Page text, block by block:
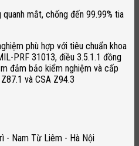
mắt, chống đến 99.99% tia
phù hợp với tiêu chuẩn khoa
PRF 31013, điều 3.5.1.1 đồng
đảm bảo kiểm nghiệm và cấp
và CSA Z94.3
- Nam Từ Liêm - Hà Nội